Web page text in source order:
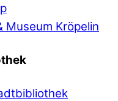
Museum Kröpelin